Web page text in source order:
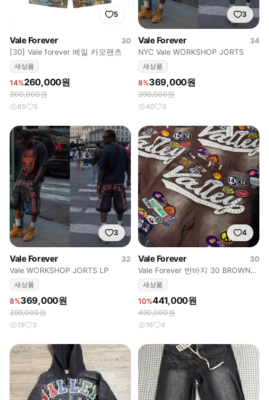
5
Vale Forever
30
[30] Vale forever 베일 카모팬츠
새상품
14%260,000원
300,000원
85 5
3
Vale Forever
34
NYC Vale WORKSHOP JORTS
새상품
8%369,000원
399,000원
40 3
3
Vale Forever
32
Vale WORKSHOP JORTS LP
새상품
8%369,000원
399,000원
19 3
4
Vale Forever
30
Vale Forever 반바지 30 BROWN
1980s JORTS
새상품
10%441,000원
490,000원
16 4